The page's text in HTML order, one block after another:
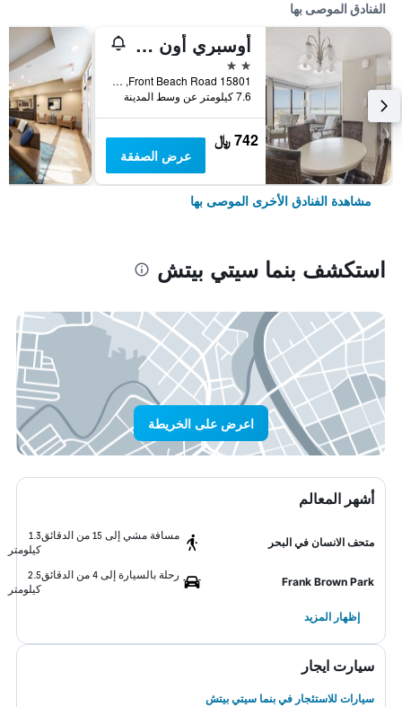
الفنادق الموصى بها
أوسبري أون ذا جالف
2 نجمتين
15801 Front Beach Road, بنما سيتي بيتش, FL, الولايات المتحدة الأميريكية
7.6 كيلومتر عن وسط المدينة
742 ﷼
عرض الصفقة
مشاهدة الفنادق الأخرى الموصى بها
استكشف بنما سيتي بيتش
اعرض على الخريطة
أشهر المعالم
متحف الانسان في البحر
مسافة مشي إلى 15 من الدقائق
1.3
كيلومتر
Frank Brown Park
رحلة بالسيارة إلى 4 من الدقائق
2.5
كيلومتر
إظهار المزيد
سيارت ايجار
سيارات للاستئجار في بنما سيتي بيتش